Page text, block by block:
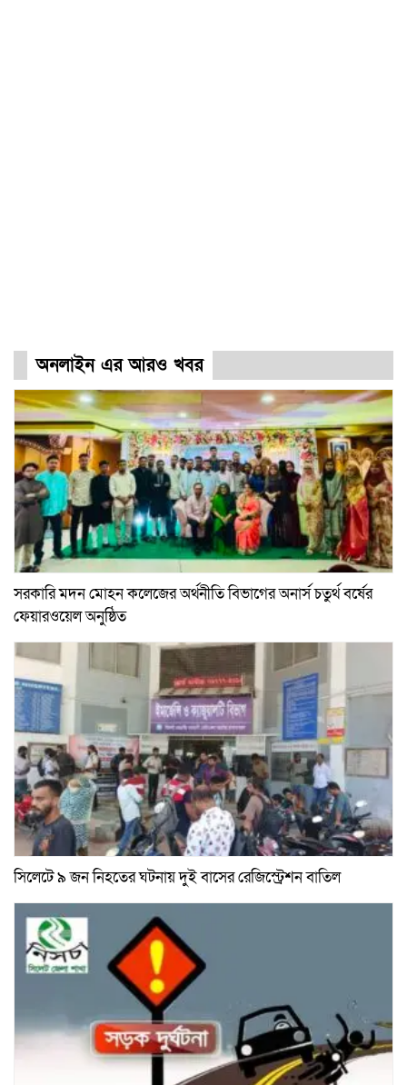
অনলাইন এর আরও খবর
সরকারি মদন মোহন কলেজের অর্থনীতি বিভাগের অনার্স চতুর্থ বর্ষের
ফেয়ারওয়েল অনুষ্ঠিত
সিলেটে ৯ জন নিহতের ঘটনায় দুই বাসের রেজিস্ট্রেশন বাতিল